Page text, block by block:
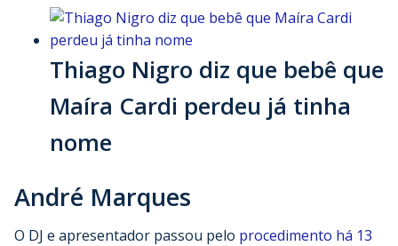
Thiago Nigro diz que bebê que
Maíra Cardi perdeu já tinha
nome
André Marques
O DJ e apresentador passou pelo procedimento há 13